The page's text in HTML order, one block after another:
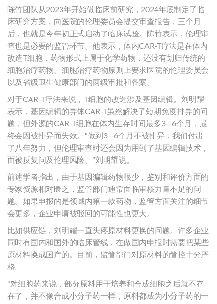
陈竹团队从2023年开始做临床前研究，2024年底制定了临
床研究方案，向医院的伦理委员会提交审查报告，三个月
后，也就是今年初正式启动了临床试验。陈竹表示，伦理审
查也是必要的监管环节。他表示，体内CAR-T疗法是在体内
改造T细胞，药物形式上属于化学药物，还没有划归传统的
细胞治疗药物。细胞治疗药物原则上要求医院的伦理委员会
以及省级卫生健康部门的两级审批和备案。
对于CAR-T疗法来说，T细胞的改造涉及基因编辑。刘明耀
表示，基因编辑的异体CAR-T虽然解决了短期免疫排异的问
题，但外源的CAR-T细胞在体内生存时间最多3—6个月，最
终会因被排异而失效。“做到3—6个月不被排异，我们付出
了八年努力，但伦理审查时还会因为用到了基因编辑技术，
而被反复问及伦理风险。”刘明耀说。
前述学者指出，由于基因编辑药物很少，鉴别和评价方面的
专家资源相对匮乏，监管部门通常面临审核力量不足的问
题。如果申报的是领域内第一款药物，监管方面关注的细节
会更多，企业申请被驳回的可能性也更大。
比如供应链，刘明耀一直头疼原材料更换的问题。许多企业
同时有国内和国外的临床管线，在做国内申报时需要把某些
原材料换成国产的。目前，监管部门对原材料的管控十分严
格。
“对细胞药来说，部分原料用于培养和合成细胞之后就不存
在了，并不像合成小分子药一样，原料都成为小分子药的一